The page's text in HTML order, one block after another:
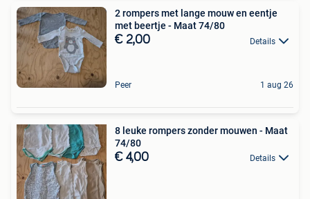
2 rompers met lange mouw en eentje
met beertje - Maat 74/80
€ 2,00 Details
Peer 1 aug 26
8 leuke rompers zonder mouwen - Maat
74/80
€ 4,00 Details